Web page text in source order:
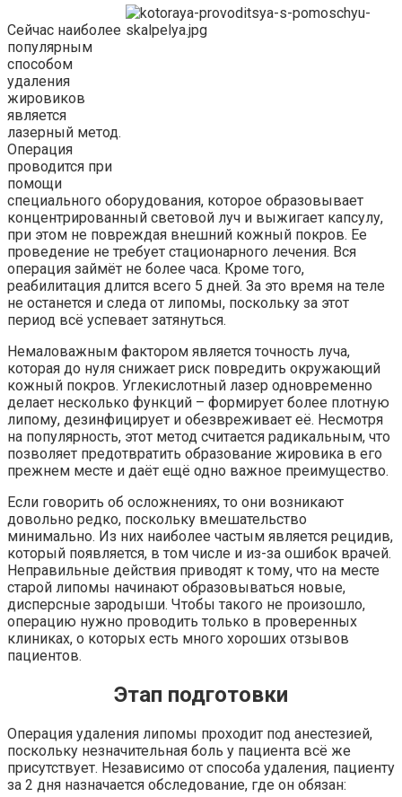
Сейчас наиболее
популярным
способом
удаления
жировиков
является
лазерный метод.
Операция
проводится при
помощи
специального оборудования, которое образовывает
концентрированный световой луч и выжигает капсулу,
при этом не повреждая внешний кожный покров. Ее
проведение не требует стационарного лечения. Вся
операция займёт не более часа. Кроме того,
реабилитация длится всего 5 дней. За это время на теле
не останется и следа от липомы, поскольку за этот
период всё успевает затянуться.
Немаловажным фактором является точность луча,
которая до нуля снижает риск повредить окружающий
кожный покров. Углекислотный лазер одновременно
делает несколько функций – формирует более плотную
липому, дезинфицирует и обезвреживает её. Несмотря
на популярность, этот метод считается радикальным, что
позволяет предотвратить образование жировика в его
прежнем месте и даёт ещё одно важное преимущество.
Если говорить об осложнениях, то они возникают
довольно редко, поскольку вмешательство
минимально. Из них наиболее частым является рецидив,
который появляется, в том числе и из-за ошибок врачей.
Неправильные действия приводят к тому, что на месте
старой липомы начинают образовываться новые,
дисперсные зародыши. Чтобы такого не произошло,
операцию нужно проводить только в проверенных
клиниках, о которых есть много хороших отзывов
пациентов.
Этап подготовки
Операция удаления липомы проходит под анестезией,
поскольку незначительная боль у пациента всё же
присутствует. Независимо от способа удаления, пациенту
за 2 дня назначается обследование, где он обязан: